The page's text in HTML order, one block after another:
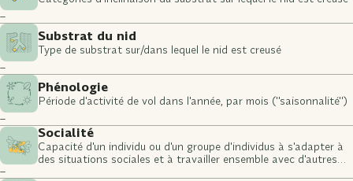
–
Substrat du nid
Type de substrat sur/dans lequel le nid est creusé
–
Phénologie
Période d'activité de vol dans l'année, par mois ("saisonnalité")
–
Socialité
Capacité d'un individu ou d'un groupe d'individus à s'adapter à
des situations sociales et à travailler ensemble avec d'autres
–